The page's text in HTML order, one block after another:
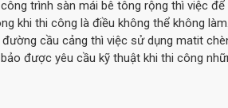
trình sàn mái bê tông rộng thì việc để
khi thi công là điều không thể không làm.
cầu cảng thì việc sử dụng matit
được yêu cầu kỹ thuật khi thi công